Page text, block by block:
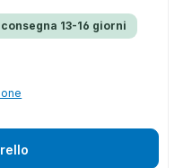
13-16 giorni